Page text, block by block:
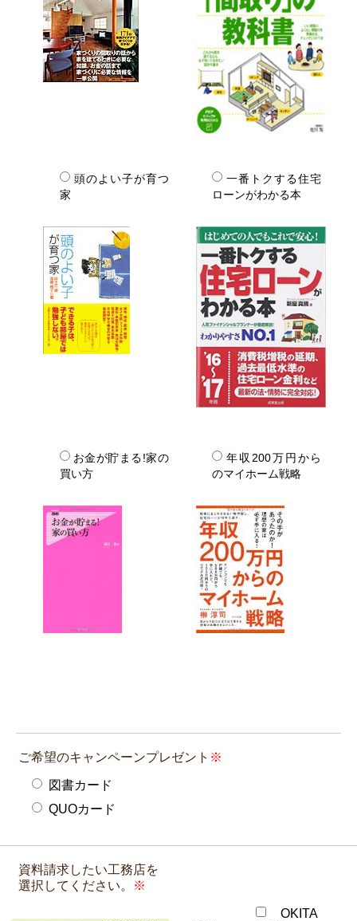
頭のよい子が育つ
家
一番トクする住宅
ローンがわかる本
お金が貯まる!家の
買い方
年収200万円から
のマイホーム戦略
ご希望のキャンペーンプレゼント
図書カード
QUOカード
資料請求したい工務店を
選択してください。
OKITA